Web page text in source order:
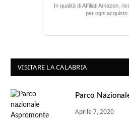
In qualità di Affiliati Amazon,
per ogni acquisto
VISITARE LA CALABRIA
Parco
Aprile 7, 2020